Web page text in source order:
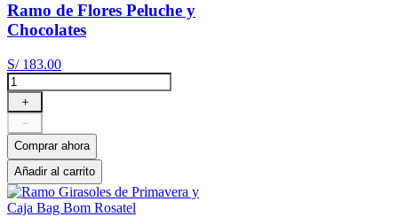
Ramo de Flores Peluche y
Chocolates
S/ 183.00
＋
－
Comprar ahora
Añadir al carrito